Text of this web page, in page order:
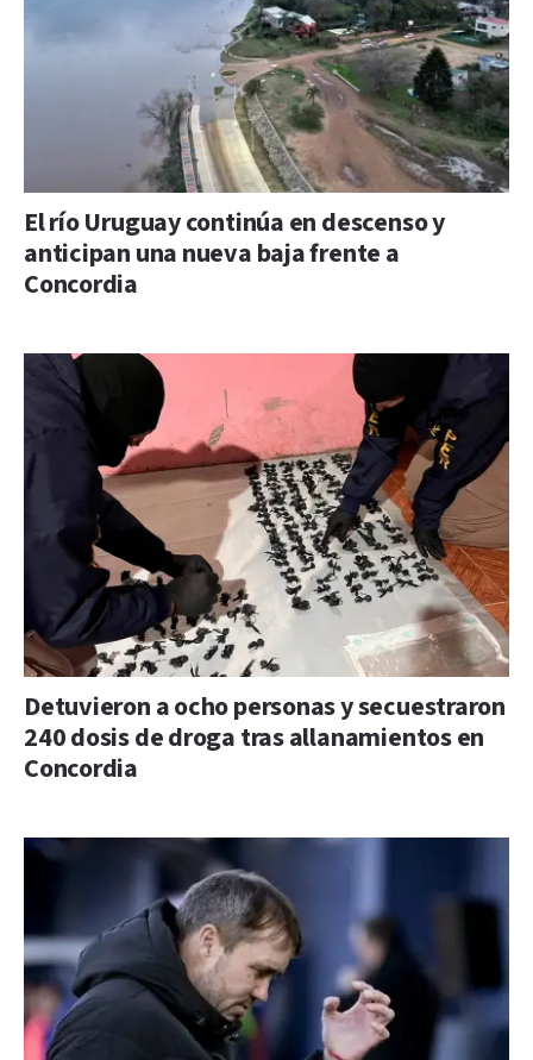
El río Uruguay continúa en descenso y
anticipan una nueva baja frente a
Concordia
Detuvieron a ocho personas y secuestraron
240 dosis de droga tras allanamientos en
Concordia